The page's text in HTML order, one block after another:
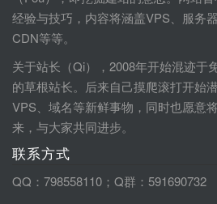
经验与技巧，内容将涵盖VPS、服务
CDN等等。
关于站长（Qi），2008年开始混迹于
的草根站长。后来自己摸爬滚打开始
VPS、域名等新鲜事物，同时也愿意
来，与大家共同进步。
联系方式
QQ：798558110；Q群：591690732